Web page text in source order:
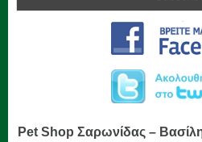
Pet Shop Σαρωνίδας –